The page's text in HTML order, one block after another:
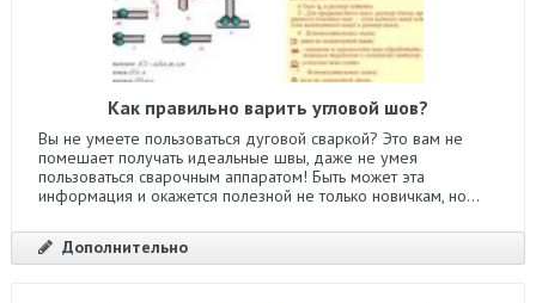
Как правильно варить угловой шов?
Вы не умеете пользоваться дуговой сваркой? Это вам не
помешает получать идеальные швы, даже не умея
пользоваться сварочным аппаратом! Быть может эта
информация и окажется полезной не только новичкам, но...
Дополнительно